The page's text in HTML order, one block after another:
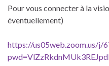
Pour vous connecter à la
éventuellement)
https://us05web.zoom.us/j/